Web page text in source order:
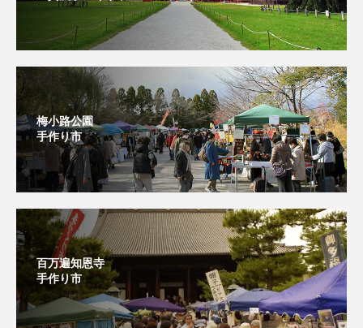
梅小路公園
手作り市
百万遍知恩寺
手作り市